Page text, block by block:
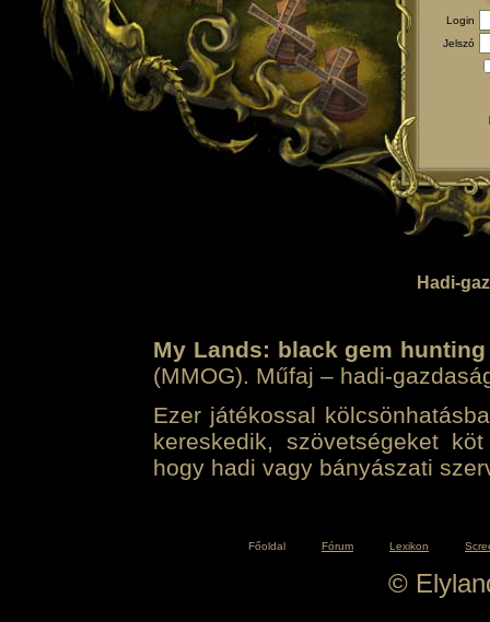
Login
Jelszó
Hadi-
My Lands: black gem hunting
(MMOG). Műfaj – hadi-
Ezer játékossal
kereskedik, szövetségeket
hogy hadi vagy bányászati
Főoldal Fórum Lexikon
©